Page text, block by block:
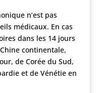
n’est pas
médicaux. En cas
dans les 14 jours
continentale,
de Corée du Sud,
et de Vénétie en